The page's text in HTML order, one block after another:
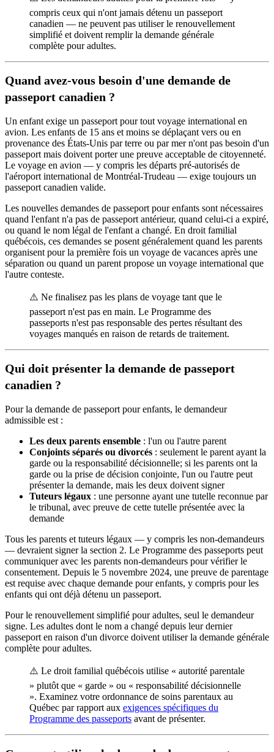
compris ceux qui n'ont jamais détenu un passeport
canadien — ne peuvent pas utiliser le renouvellement
simplifié et doivent remplir la demande générale
complète pour adultes.
Quand avez-vous besoin d'une demande de
passeport canadien ?
Un enfant exige un passeport pour tout voyage international en
avion. Les enfants de 15 ans et moins se déplaçant vers ou en
provenance des États-Unis par terre ou par mer n'ont pas besoin d'un
passeport mais doivent porter une preuve acceptable de citoyenneté.
Le voyage en avion — y compris les départs pré-autorisés de
l'aéroport international de Montréal-Trudeau — exige toujours un
passeport canadien valide.
Les nouvelles demandes de passeport pour enfants sont nécessaires
quand l'enfant n'a pas de passeport antérieur, quand celui-ci a expiré,
ou quand le nom légal de l'enfant a changé. En droit familial
québécois, ces demandes se posent généralement quand les parents
organisent pour la première fois un voyage de vacances après une
séparation ou quand un parent propose un voyage international que
l'autre conteste.
⚠️ Ne finalisez pas les plans de voyage tant que le
passeport n'est pas en main. Le Programme des
passeports n'est pas responsable des pertes résultant des
voyages manqués en raison de retards de traitement.
Qui doit présenter la demande de passeport
canadien ?
Pour la demande de passeport pour enfants, le demandeur
admissible est :
Les deux parents ensemble : l'un ou l'autre parent
Conjoints séparés ou divorcés : seulement le parent ayant la
garde ou la responsabilité décisionnelle; si les parents ont la
garde ou la prise de décision conjointe, l'un ou l'autre peut
présenter la demande, mais les deux doivent signer
Tuteurs légaux : une personne ayant une tutelle reconnue par
le tribunal, avec preuve de cette tutelle présentée avec la
demande
Tous les parents et tuteurs légaux — y compris les non-demandeurs
— devraient signer la section 2. Le Programme des passeports peut
communiquer avec les parents non-demandeurs pour vérifier le
consentement. Depuis le 5 novembre 2024, une preuve de parentage
est requise avec chaque demande pour enfants, y compris pour les
enfants qui ont déjà détenu un passeport.
Pour le renouvellement simplifié pour adultes, seul le demandeur
signe. Les adultes dont le nom a changé depuis leur dernier
passeport en raison d'un divorce doivent utiliser la demande générale
complète pour adultes.
⚠️ Le droit familial québécois utilise « autorité parentale
» plutôt que « garde » ou « responsabilité décisionnelle
». Examinez votre ordonnance de soins parentaux au
Québec par rapport aux exigences spécifiques du
Programme des passeports avant de présenter.